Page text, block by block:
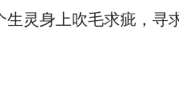
生灵身上吹毛求疵，寻